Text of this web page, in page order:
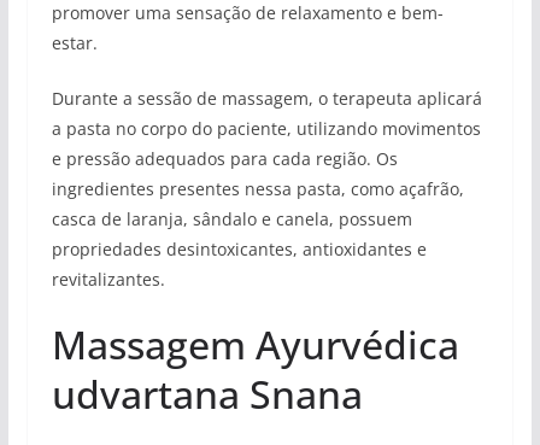
promover uma sensação de relaxamento e bem-
estar.
Durante a sessão de massagem, o terapeuta aplicará
a pasta no corpo do paciente, utilizando movimentos
e pressão adequados para cada região. Os
ingredientes presentes nessa pasta, como açafrão,
casca de laranja, sândalo e canela, possuem
propriedades desintoxicantes, antioxidantes e
revitalizantes.
Massagem Ayurvédica
udvartana Snana